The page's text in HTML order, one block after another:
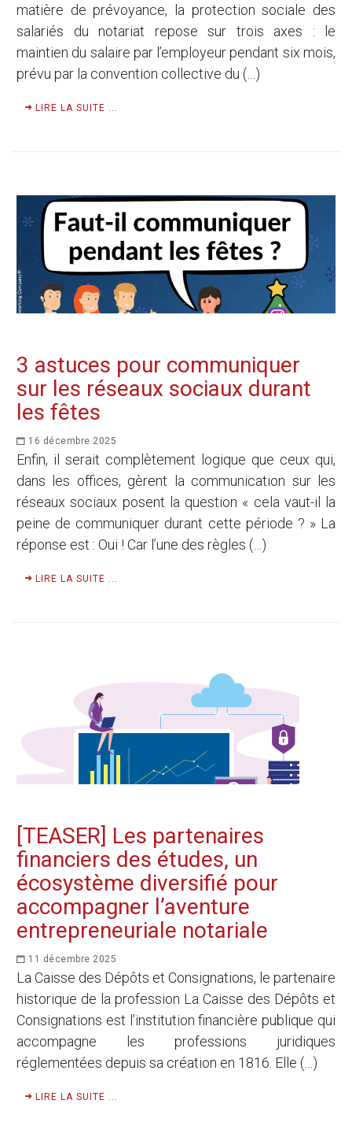
matière de prévoyance, la protection sociale des
salariés du notariat repose sur trois axes : le
maintien du salaire par l’employeur pendant six mois,
prévu par la convention collective du (…)
LIRE LA SUITE ...
3 astuces pour communiquer
sur les réseaux sociaux durant
les fêtes
16 décembre 2025
Enfin, il serait complètement logique que ceux qui,
dans les offices, gèrent la communication sur les
réseaux sociaux posent la question « cela vaut-il la
peine de communiquer durant cette période ? » La
réponse est : Oui ! Car l’une des règles (…)
LIRE LA SUITE ...
[TEASER] Les partenaires
financiers des études, un
écosystème diversifié pour
accompagner l’aventure
entrepreneuriale notariale
11 décembre 2025
La Caisse des Dépôts et Consignations, le partenaire
historique de la profession La Caisse des Dépôts et
Consignations est l’institution financière publique qui
accompagne les professions juridiques
réglementées depuis sa création en 1816. Elle (…)
LIRE LA SUITE ...